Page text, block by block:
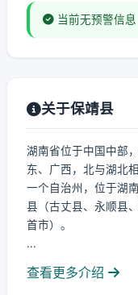
当前无预警信息
关于保靖县
湖南省位于中国中部
东、广西，北与湖北
一个自治州，位于湖
县（古丈县、永顺县
首市）。
...
查看更多介绍